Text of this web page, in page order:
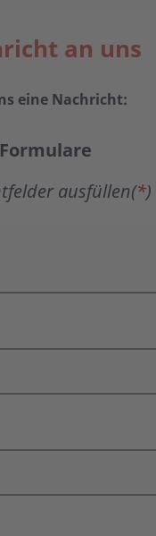
an uns
eine Nachricht:
ausfüllen(*)